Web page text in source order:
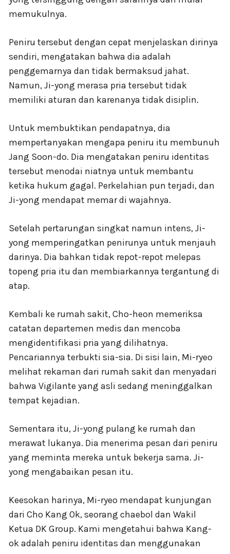
memukulnya.
Peniru tersebut dengan cepat menjelaskan dirinya
sendiri, mengatakan bahwa dia adalah
penggemarnya dan tidak bermaksud jahat.
Namun, Ji-yong merasa pria tersebut tidak
memiliki aturan dan karenanya tidak disiplin.
Untuk membuktikan pendapatnya, dia
mempertanyakan mengapa peniru itu membunuh
Jang Soon-do. Dia mengatakan peniru identitas
tersebut menodai niatnya untuk membantu
ketika hukum gagal. Perkelahian pun terjadi, dan
Ji-yong mendapat memar di wajahnya.
Setelah pertarungan singkat namun intens, Ji-
yong memperingatkan penirunya untuk menjauh
darinya. Dia bahkan tidak repot-repot melepas
topeng pria itu dan membiarkannya tergantung di
atap.
Kembali ke rumah sakit, Cho-heon memeriksa
catatan departemen medis dan mencoba
mengidentifikasi pria yang dilihatnya.
Pencariannya terbukti sia-sia. Di sisi lain, Mi-ryeo
melihat rekaman dari rumah sakit dan menyadari
bahwa Vigilante yang asli sedang meninggalkan
tempat kejadian.
Sementara itu, Ji-yong pulang ke rumah dan
merawat lukanya. Dia menerima pesan dari peniru
yang meminta mereka untuk bekerja sama. Ji-
yong mengabaikan pesan itu.
Keesokan harinya, Mi-ryeo mendapat kunjungan
dari Cho Kang Ok, seorang chaebol dan Wakil
Ketua DK Group. Kami mengetahui bahwa Kang-
ok adalah peniru identitas dan menggunakan